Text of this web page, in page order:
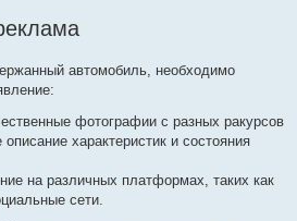
автомобиль, необходимо
фотографии с разных ракурсов
характеристик и состояния
на различных платформах, таких как
сети.